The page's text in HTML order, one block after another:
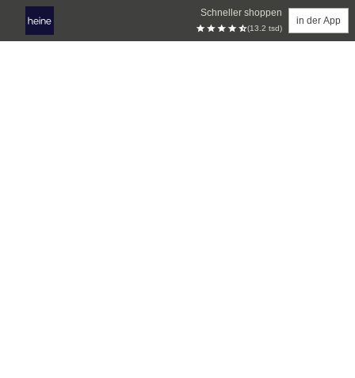
Schneller shoppen
(13.2 tsd)
in der App